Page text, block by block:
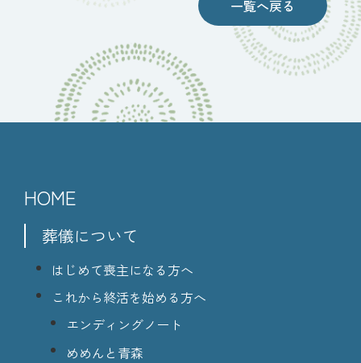
一覧へ戻る
HOME
葬儀について
はじめて喪主になる方へ
これから終活を始める方へ
エンディングノート
めめんと青森